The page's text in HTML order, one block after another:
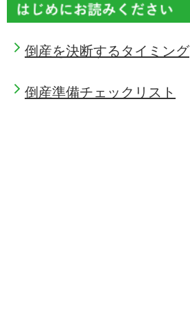
倒産を決断するタイミング
倒産準備チェックリスト